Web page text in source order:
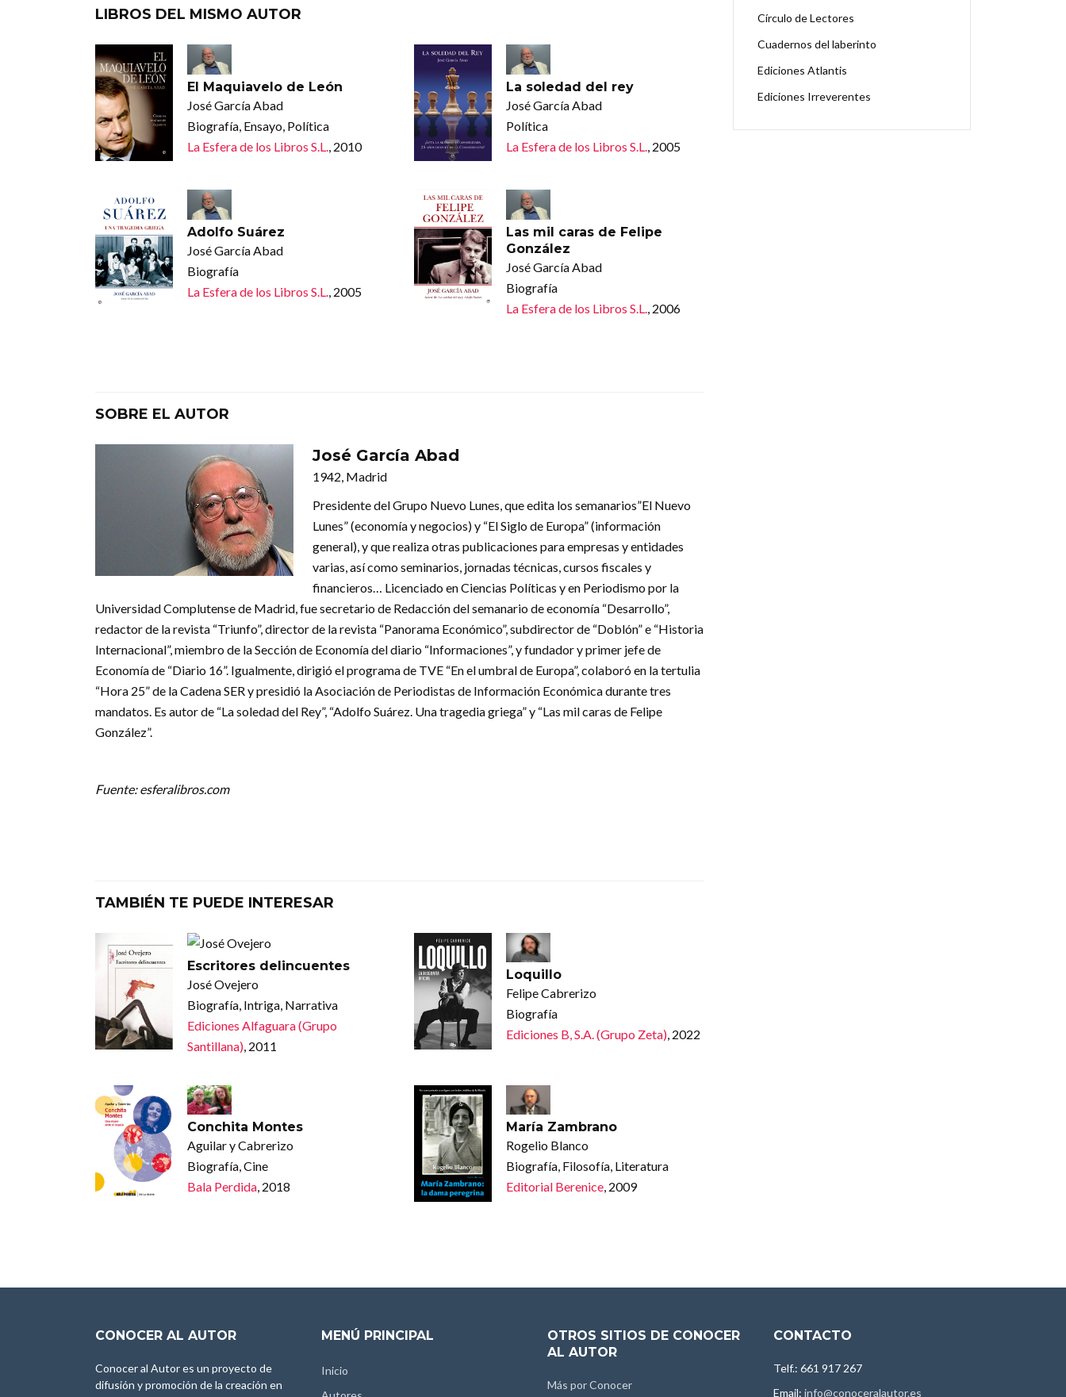
LIBROS DEL MISMO AUTOR
El Maquiavelo de León
José García Abad
Biografía, Ensayo, Política
La Esfera de los Libros S.L., 2010
La soledad del rey
José García Abad
Política
La Esfera de los Libros S.L., 2005
Adolfo Suárez
José García Abad
Biografía
La Esfera de los Libros S.L.
, 2005
Las mil caras de Felipe
González
José García Abad
Biografía
La Esfera de los Libros S.L.
, 2006
SOBRE EL AUTOR
José García Abad
1942, Madrid
Presidente del Grupo Nuevo Lunes, que edita los semanarios”El Nuevo
Lunes” (economía y negocios) y “El Siglo de Europa” (información
general), y que realiza otras publicaciones para empresas y entidades
varias, así como seminarios, jornadas técnicas, cursos fiscales y
financieros… Licenciado en Ciencias Políticas y en Periodismo por la
Universidad Complutense de Madrid, fue secretario de Redacción del semanario de economía “Desarrollo”,
redactor de la revista “Triunfo”, director de la revista “Panorama Económico”, subdirector de “Doblón” e “Historia
Internacional”, miembro de la Sección de Economía del diario “Informaciones”, y fundador y primer jefe de
Economía de “Diario 16”. Igualmente, dirigió el programa de TVE “En el umbral de Europa”, colaboró en la tertulia
“Hora 25” de la Cadena SER y presidió la Asociación de Periodistas de Información Económica durante tres
mandatos. Es autor de “La soledad del Rey”, “Adolfo Suárez. Una tragedia griega” y “Las mil caras de Felipe
González”.
Fuente: esferalibros.com
TAMBIÉN TE PUEDE INTERESAR
Escritores delincuentes
José Ovejero
Biografía, Intriga, Narrativa
Ediciones Alfaguara (Grupo
Santillana), 2011
Loquillo
Felipe Cabrerizo
Biografía
Ediciones B, S.A. (Grupo Zeta), 2022
Conchita Montes
Aguilar y Cabrerizo
Biografía, Cine
Bala Perdida, 2018
María Zambrano
Rogelio Blanco
Biografía, Filosofía, Literatura
Editorial Berenice, 2009
Círculo de Lectores
Cuadernos del laberinto
Ediciones Atlantis
Ediciones Irreverentes
CONOCER AL AUTOR
Conocer al Autor es un proyecto de
difusión y promoción de la creación en
MENÚ PRINCIPAL
Inicio
OTROS SITIOS DE CONOCER
AL AUTOR
Más por Conocer
CONTACTO
Telf.: 661 917 267
Email: info@conoceralautor.es